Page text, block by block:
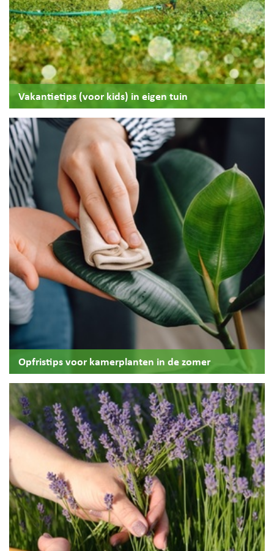
Vakantietips (voor kids) in eigen tuin
Opfristips voor kamerplanten in de zomer